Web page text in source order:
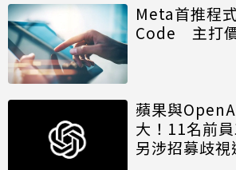
Meta首推程
Code 主打
蘋果與
大！11名前
另涉招募歧視